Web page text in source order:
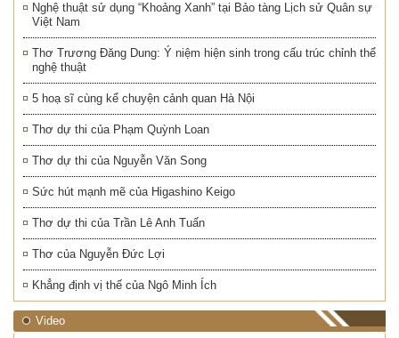
Nghệ thuật sử dụng “Khoảng Xanh” tại Bảo tàng Lịch sử Quân sự
Việt Nam
Thơ Trương Đăng Dung: Ý niệm hiện sinh trong cấu trúc chỉnh thể
nghệ thuật
5 hoạ sĩ cùng kể chuyện cảnh quan Hà Nội
Thơ dự thi của Phạm Quỳnh Loan
Thơ dự thi của Nguyễn Văn Song
Sức hút mạnh mẽ của Higashino Keigo
Thơ dự thi của Trần Lê Anh Tuấn
Thơ của Nguyễn Đức Lợi
Khẳng định vị thế của Ngô Minh Ích
Video